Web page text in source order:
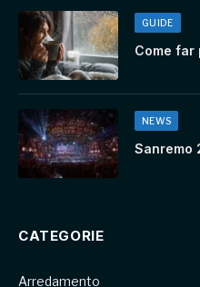
GUIDE
Come far
NEWS
Sanremo
CATEGORIE
Arredamento